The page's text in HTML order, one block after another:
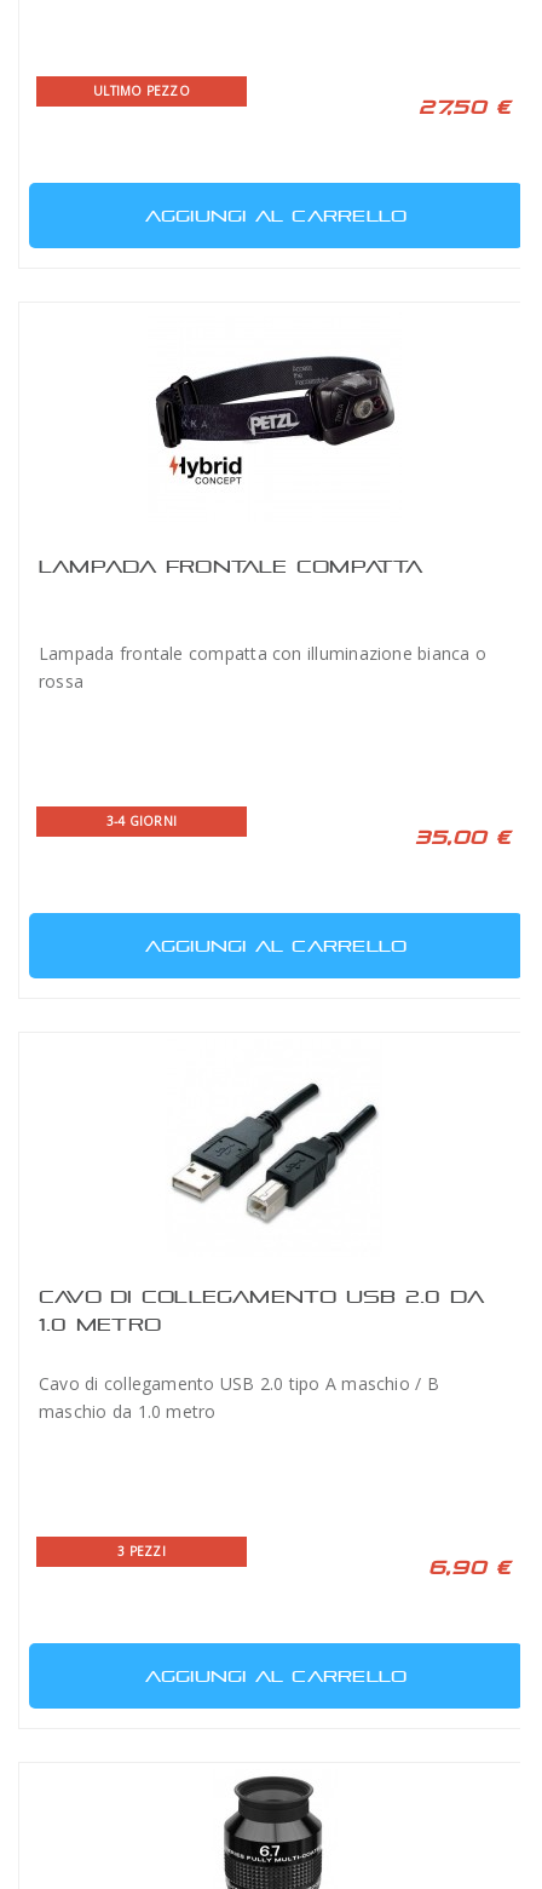
ULTIMO PEZZO
27,50 €
AGGIUNGI AL CARRELLO
LAMPADA FRONTALE COMPATTA
Lampada frontale compatta con illuminazione bianca o
rossa
3-4 GIORNI
35,00 €
AGGIUNGI AL CARRELLO
CAVO DI COLLEGAMENTO USB 2.0 DA
1.0 METRO
Cavo di collegamento USB 2.0 tipo A maschio / B
maschio da 1.0 metro
3 PEZZI
6,90 €
AGGIUNGI AL CARRELLO